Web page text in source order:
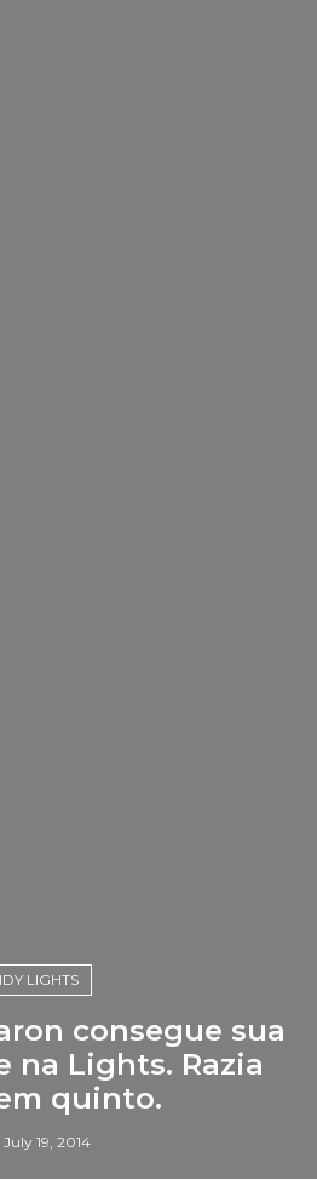
LIGHTS
consegue sua
na Lights. Razia
quinto.
July 19, 2014